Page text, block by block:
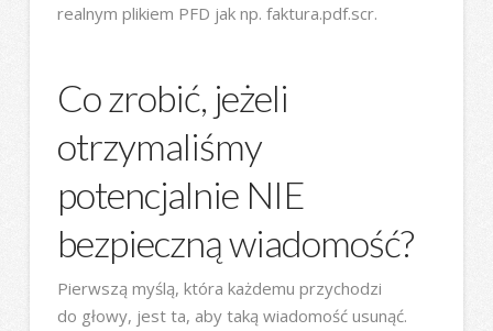
realnym plikiem PFD jak np. faktura.pdf.scr.
Co zrobić, jeżeli
otrzymaliśmy
potencjalnie NIE
bezpieczną wiadomość?
Pierwszą myślą, która każdemu przychodzi
do głowy, jest ta, aby taką wiadomość usunąć.